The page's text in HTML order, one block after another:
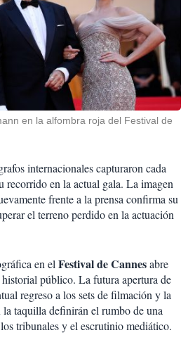
en la alfombra roja del Festival de
internacionales capturaron cada
recorrido en la actual gala. La imagen
frente a la prensa confirma su
el terreno perdido en la actuación
en elFestival de Cannesabre
público. La futura apertura de
regreso a los sets de filmación y la
la taquilla definirán el rumbo de una
tribunales y el escrutinio mediático.